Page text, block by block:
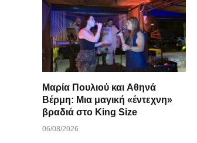
Μαρία Πουλιού και Αθηνά
Βέρμη: Μια μαγική «έντεχνη»
βραδιά στο King Size
06/08/2026